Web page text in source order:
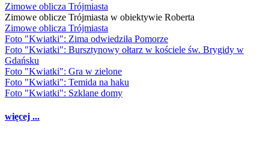
Zimowe oblicza Trójmiasta
Zimowe oblicze Trójmiasta w obiektywie Roberta
Zimowe oblicza Trójmiasta
Foto "Kwiatki": Zima odwiedziła Pomorze
Foto "Kwiatki": Bursztynowy ołtarz w kościele św. Brygidy w
Gdańsku
Foto "Kwiatki": Gra w zielone
Foto "Kwiatki": Temida na haku
Foto "Kwiatki": Szklane domy
więcej ...